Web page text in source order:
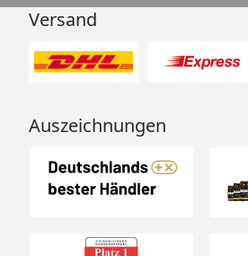
Versand
Auszeichnungen